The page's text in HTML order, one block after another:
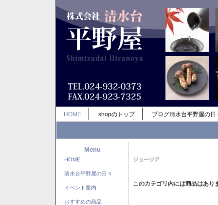
HOME shopのトップ ブログ清水台平野屋の日
Menu
HOME
清水台平野屋の日々
イベント案内
おすすめの商品
ジョージア
このカテゴリ内には商品はあり